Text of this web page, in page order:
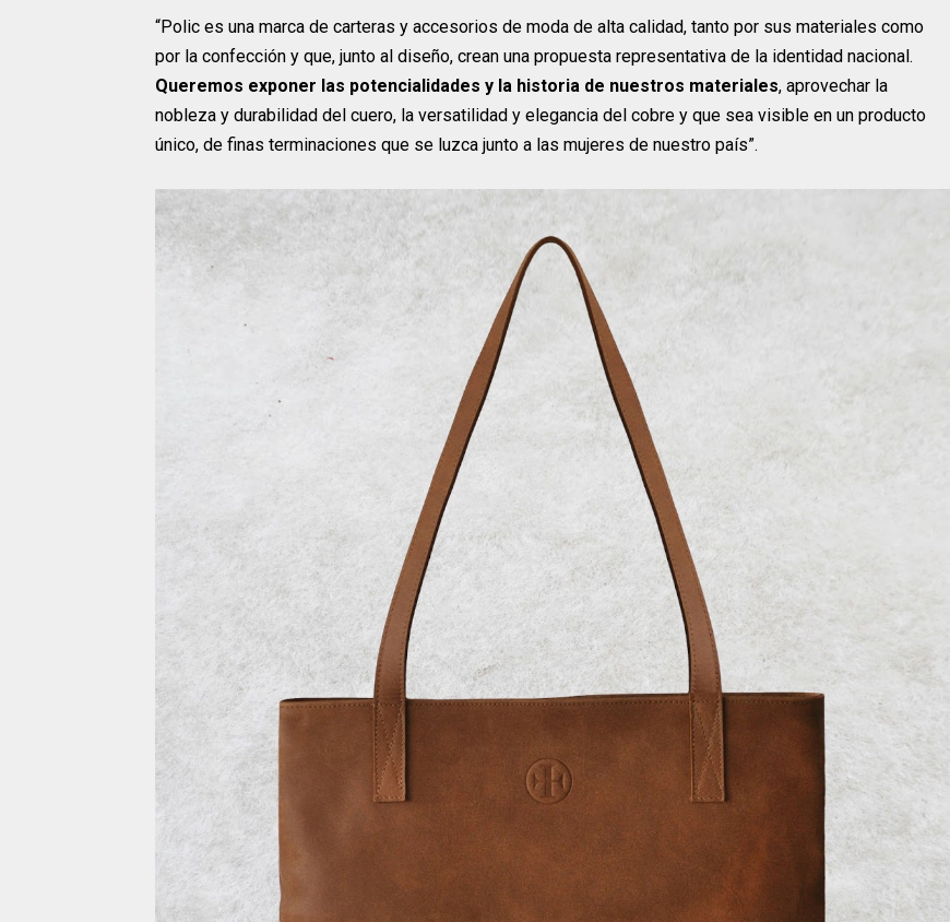
“Polic es una marca de carteras y accesorios de moda de alta calidad, tanto por sus materiales como
por la confección y que, junto al diseño, crean una propuesta representativa de la identidad nacional.
Queremos exponer las potencialidades y la historia de nuestros materiales, aprovechar la
nobleza y durabilidad del cuero, la versatilidad y elegancia del cobre y que sea visible en un producto
único, de finas terminaciones que se luzca junto a las mujeres de nuestro país”.